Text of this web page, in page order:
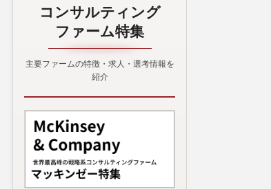
コンサルティング
ファーム特集
主要ファームの特徴・求人・選考情報を
紹介